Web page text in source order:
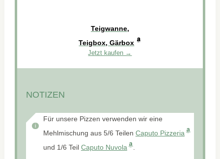
Teigwanne,
Teigbox, Gärbox
Jetzt kaufen →
NOTIZEN
Für unsere Pizzen verwenden wir eine
Mehlmischung aus 5/6 Teilen Caputo Pizzeria
und 1/6 Teil Caputo Nuvola .